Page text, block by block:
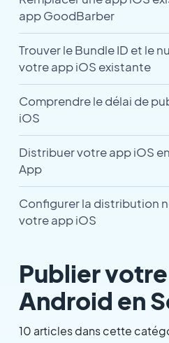
app GoodBarber
Trouver le Bundle ID et le
votre app iOS existante
Comprendre le délai de
iOS
Distribuer votre app iOS
App
Configurer la distribution
votre app iOS
Publier
Android en
10 articles dans cette